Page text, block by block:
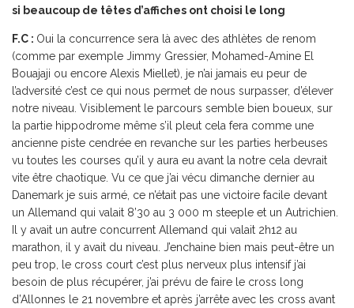
si beaucoup de têtes d’affiches ont choisi le long
F.C : Oui la concurrence sera là avec des athlètes de renom
(comme par exemple Jimmy Gressier, Mohamed-Amine El
Bouajaji ou encore Alexis Miellet), je n’ai jamais eu peur de
l’adversité c’est ce qui nous permet de nous surpasser, d’élever
notre niveau. Visiblement le parcours semble bien boueux, sur
la partie hippodrome même s’il pleut cela fera comme une
ancienne piste cendrée en revanche sur les parties herbeuses
vu toutes les courses qu’il y aura eu avant la notre cela devrait
vite être chaotique. Vu ce que j’ai vécu dimanche dernier au
Danemark je suis armé, ce n’était pas une victoire facile devant
un Allemand qui valait 8’30 au 3 000 m steeple et un Autrichien.
Il y avait un autre concurrent Allemand qui valait 2h12 au
marathon, il y avait du niveau. J’enchaine bien mais peut-être un
peu trop, le cross court c’est plus nerveux plus intensif j’ai
besoin de plus récupérer, j’ai prévu de faire le cross long
d’Allonnes le 21 novembre et après j’arrête avec les cross avant